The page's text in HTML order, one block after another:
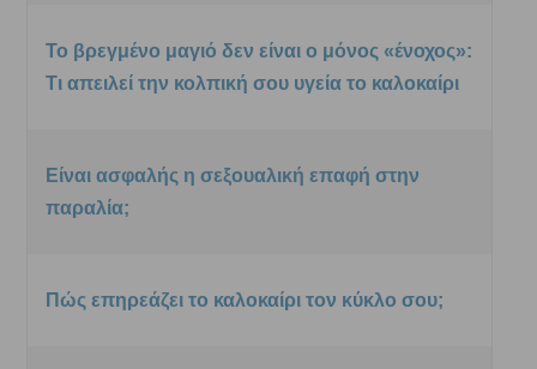
Το βρεγμένο μαγιό δεν είναι ο μόνος «ένοχος»:
Τι απειλεί την κολπική σου υγεία το καλοκαίρι
Είναι ασφαλής η σεξουαλική επαφή στην
παραλία;
Πώς επηρεάζει το καλοκαίρι τον κύκλο σου;